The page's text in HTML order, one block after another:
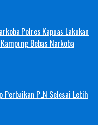
Polres Kapuas Lakukan
Bebas Narkoba
Perbaikan PLN Selesai Lebih